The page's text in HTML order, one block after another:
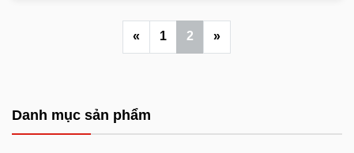
« 1 2 »
Danh mục sản phẩm